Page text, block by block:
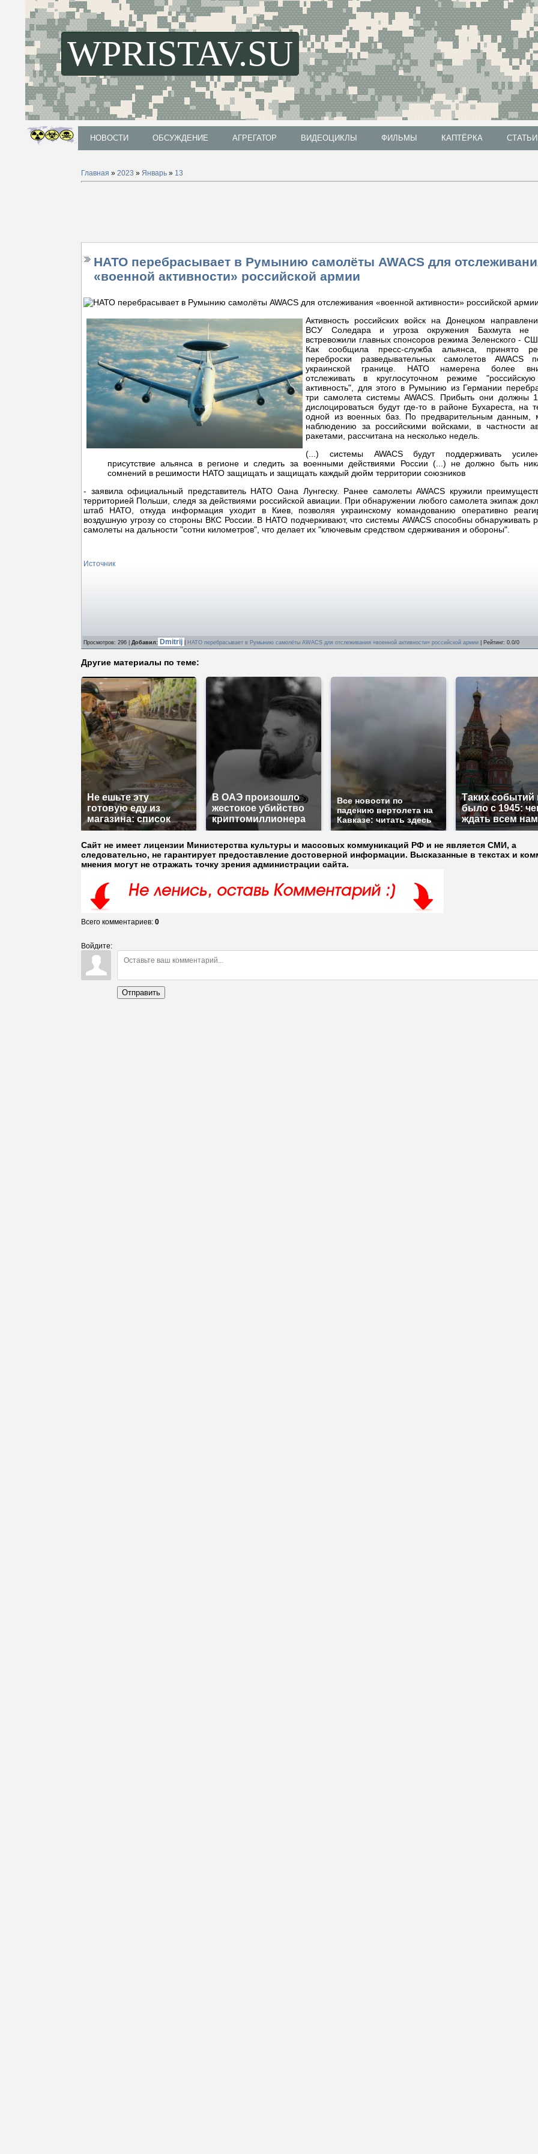
WPRISTAV.SU
НОВОСТИ ОБСУЖДЕНИЕ АГРЕГАТОР ВИДЕОЦИКЛЫ ФИЛЬМЫ КАПТЁРКА СТАТЬИ
Главная » 2023 » Январь » 13
НАТО перебрасывает в Румынию самолёты AWACS для
«военной активности» российской армии
Активность российских войск на Донецком
ВСУ Соледара и угроза окружения Бахмута не
встревожили главных спонсоров режима Зеленского -
Как сообщила пресс-служба альянса, принято
переброски разведывательных самолетов AWACS
украинской границе. НАТО намерена более
отслеживать в круглосуточном режиме
активность", для этого в Румынию из Германии
три самолета системы AWACS. Прибыть они должны
дислоцироваться будут где-то в районе Бухареста, на
одной из военных баз. По предварительным данным,
наблюдению за российскими войсками, в частности
ракетами, рассчитана на несколько недель.
(...) системы AWACS будут поддерживать
присутствие альянса в регионе и следить за военными действиями России (...) не должно быть
сомнений в решимости НАТО защищать и защищать каждый дюйм территории союзников
- заявила официальный представитель НАТО Оана Лунгеску. Ранее самолеты AWACS кружили
территорией Польши, следя за действиями российской авиации. При обнаружении любого самолета экипаж
штаб НАТО, откуда информация уходит в Киев, позволяя украинскому командованию оперативно
воздушную угрозу со стороны ВКС России. В НАТО подчеркивают, что системы AWACS способны обнаруживать
самолеты на дальности "сотни километров", что делает их "ключевым средством сдерживания и обороны".
Источник
Просмотров: 296 | Добавил: Dmitrij НАТО перебрасывает в Румынию самолёты AWACS для отслеживания «военной активности» российской армии Рейтинг: 0.0/0
Другие материалы по теме:
Не ешьте эту
готовую еду из
магазина: список
В ОАЭ произошло
жестокое убийство
криптомиллионера
Все новости по
падению вертолета на
Кавказе: читать здесь
Таких событий
было с 1945:
ждать всем
Сайт не имеет лицензии Министерства культуры и массовых коммуникаций РФ и не является СМИ, а
следовательно, не гарантирует предоставление достоверной информации. Высказанные в текстах и
мнения могут не отражать точку зрения администрации сайта.
Всего комментариев: 0
Войдите:
Отправить